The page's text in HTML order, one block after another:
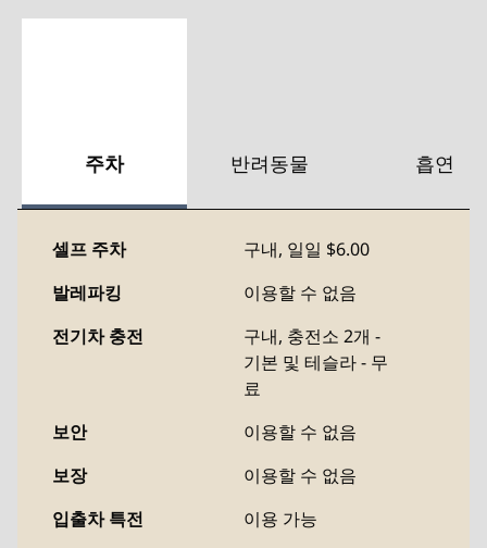
주차 반려동물 흡연
셀프 주차 구내, 일일 $6.00
발레파킹
이용할 수 없음
전기차 충전
구내, 충전소 2개 -
기본 및 테슬라 - 무
료
보안
이용할 수 없음
보장
이용할 수 없음
입출차 특전
이용 가능